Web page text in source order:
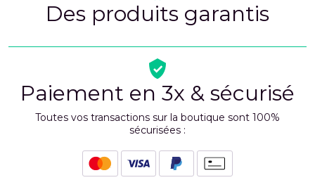
Des produits garantis
Paiement en 3x & sécurisé
Toutes vos transactions sur la boutique sont 100%
sécurisées :